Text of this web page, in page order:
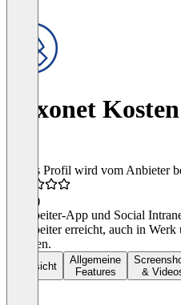
Loxonet Kosten
Dieses Profil wird vom Anbieter
(9)
Mitarbeiter-App und Social
Mitarbeiter erreicht, auch in
Wochen.
Übersicht
Allgemeine
Features
&